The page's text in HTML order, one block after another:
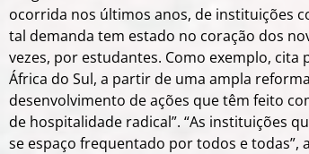
ocorrida nos últimos anos, de instituições
tal demanda tem estado no coração dos
vezes, por estudantes. Como exemplo,
África do Sul, a partir de uma ampla
desenvolvimento de ações que têm feito
de hospitalidade radical”. “As instituições
se espaço frequentado por todos e todas”,